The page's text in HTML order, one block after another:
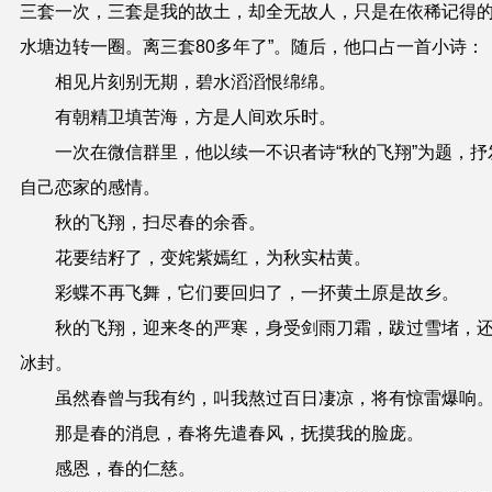
三套一次，三套是我的故土，却全无故人 ， 只是在依稀记得
水塘边转一圈。 离三套80多年了”。随后，他口占一首小诗：
相见片刻别无期，碧水滔滔恨绵绵。
有朝精卫填苦海，方是人间欢乐时。
一次在微信群里，他以续一不识者诗“秋的飞翔”为题，抒
自己恋家的感情。
秋的飞翔，扫尽春的余香。
花要结籽了，变姹紫嫣红，为秋实枯黄。
彩蝶不再飞舞，它们要回归了，一抔黄土原是故乡。
秋的飞翔，迎来冬的严寒，身受剑雨刀霜，跋过雪堵，
冰封。
虽然春曾与我有约，叫我熬过百日凄凉，将有惊雷爆响
那是春的消息，春将先遣春风，抚摸我的脸庞。
感恩，春的仁慈。